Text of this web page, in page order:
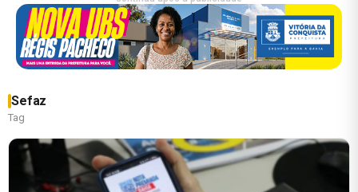
Sefaz
Tag